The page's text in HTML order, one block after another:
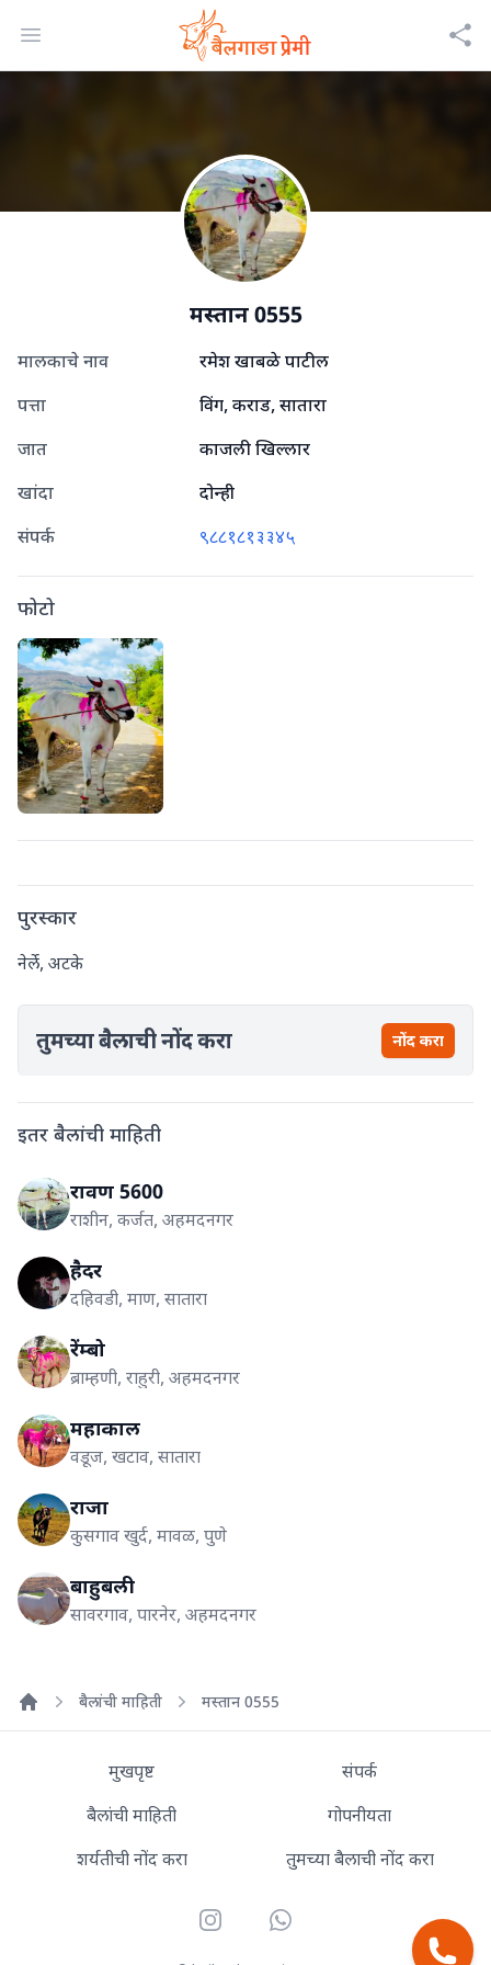
Open menu
मस्तान 0555
मालकाचे नाव
रमेश खाबळे पाटील
पत्ता
विंग, कराड, सातारा
जात
काजली खिल्लार
खांदा
दोन्ही
संपर्क
९८८१८१३३४५
फोटो
पुरस्कार
नेर्ले, अटके
तुमच्या बैलाची नोंद करा नोंद करा
इतर बैलांची माहिती
रावण 5600
राशीन, कर्जत, अहमदनगर
हैदर
दहिवडी, माण, सातारा
रेंम्बो
ब्राम्हणी, राहुरी, अहमदनगर
महाकाल
वडूज, खटाव, सातारा
राजा
कुसगाव खुर्द, मावळ, पुणे
बाहुबली
सावरगाव, पारनेर, अहमदनगर
बैलांची माहिती मस्तान 0555
मुखपृष्ट
बैलांची माहिती
शर्यतीची नोंद करा
संपर्क
गोपनीयता
तुमच्या बैलाची नोंद करा
InstagramWhatsApp